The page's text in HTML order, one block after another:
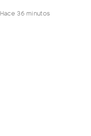
Hace 36 minutos